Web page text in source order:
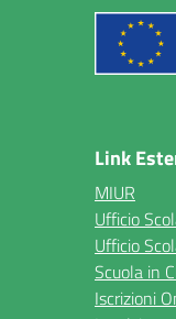
Link
MIUR
Ufficio
Ufficio
Scuola in
Iscrizioni